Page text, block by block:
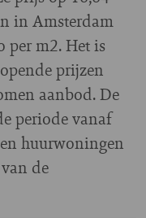
in Amsterdam
per m2. Het is
prijzen
aanbod. De
periode vanaf
huurwoningen
de